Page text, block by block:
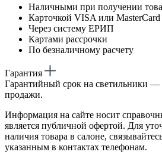
Наличными при получении
Карточкой VISA или
Через систему ЕРИП
Картами рассрочки
По безналичному расчету
Гарантия
Гарантийный срок на светильники —
продажи.
Информация на сайте носит
является публичной офертой. Для
наличия товара в салоне,
указанным в контактах телефонам.